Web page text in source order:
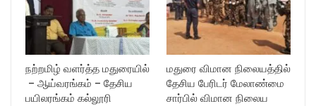
நற்றமிழ் வளர்த்த மதுரையில்
– ஆய்வரங்கம் – தேசிய
பயிலரங்கம் கல்லூரி
மதுரை விமான நிலையத்தில்
தேசிய பேரிடர் மேலாண்மை
சார்பில் விமான நிலைய